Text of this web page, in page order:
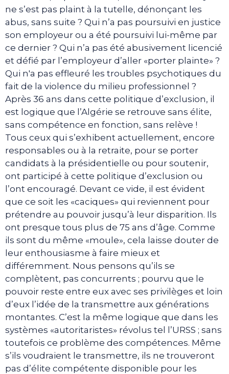
ne s’est pas plaint à la tutelle, dénonçant les
abus, sans suite ? Qui n’a pas poursuivi en justice
son employeur ou a été poursuivi lui-même par
ce dernier ? Qui n’a pas été abusivement licencié
et défié par l’employeur d’aller «porter plainte» ?
Qui n'a pas effleuré les troubles psychotiques du
fait de la violence du milieu professionnel ?
Après 36 ans dans cette politique d’exclusion, il
est logique que l’Algérie se retrouve sans élite,
sans compétence en fonction, sans relève !
Tous ceux qui s’exhibent actuellement, encore
responsables ou à la retraite, pour se porter
candidats à la présidentielle ou pour soutenir,
ont participé à cette politique d’exclusion ou
l’ont encouragé. Devant ce vide, il est évident
que ce soit les «caciques» qui reviennent pour
prétendre au pouvoir jusqu’à leur disparition. Ils
ont presque tous plus de 75 ans d’âge. Comme
ils sont du même «moule», cela laisse douter de
leur enthousiasme à faire mieux et
différemment. Nous pensons qu’ils se
complètent, pas concurrents ; pourvu que le
pouvoir reste entre eux avec ses privilèges et loin
d’eux l’idée de la transmettre aux générations
montantes. C’est la même logique que dans les
systèmes «autoritaristes» révolus tel l’URSS ; sans
toutefois ce problème des compétences. Même
s’ils voudraient le transmettre, ils ne trouveront
pas d’élite compétente disponible pour les